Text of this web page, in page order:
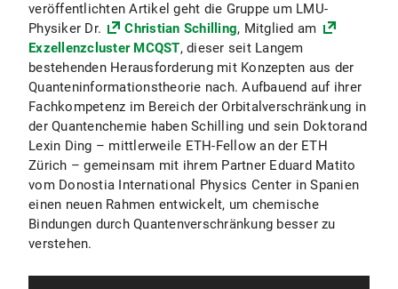
veröffentlichten Artikel geht die Gruppe um LMU-
Physiker Dr.
Christian Schilling, Mitglied am
Exzellenzcluster MCQST, dieser seit Langem
bestehenden Herausforderung mit Konzepten aus der
Quanteninformationstheorie nach. Aufbauend auf ihrer
Fachkompetenz im Bereich der Orbitalverschränkung in
der Quantenchemie haben Schilling und sein Doktorand
Lexin Ding – mittlerweile ETH-Fellow an der ETH
Zürich – gemeinsam mit ihrem Partner Eduard Matito
vom Donostia International Physics Center in Spanien
einen neuen Rahmen entwickelt, um chemische
Bindungen durch Quantenverschränkung besser zu
verstehen.